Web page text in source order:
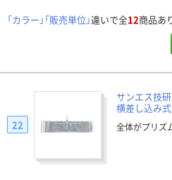
「カラー」「販売単位」違いで全12商品あ
サンエス技
横差し込み式
全体がプリズ
22